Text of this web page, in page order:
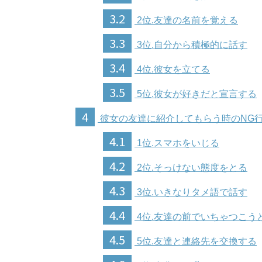
3.2 2位.友達の名前を覚える
3.3 3位.自分から積極的に話す
3.4 4位.彼女を立てる
3.5 5位.彼女が好きだと宣言する
4 彼女の友達に紹介してもらう時のNG
4.1 1位.スマホをいじる
4.2 2位.そっけない態度をとる
4.3 3位.いきなりタメ語で話す
4.4 4位.友達の前でいちゃつこう
4.5 5位.友達と連絡先を交換する